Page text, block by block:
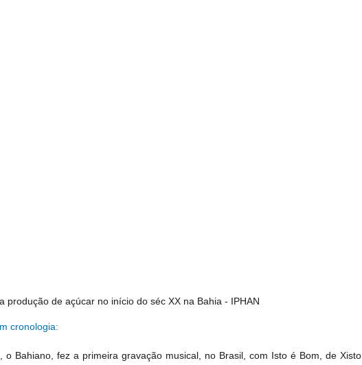
produção de açúcar no início do séc XX na Bahia - IPHAN
cronologia:
o Bahiano, fez a primeira gravação musical, no Brasil, com Isto é Bom, de Xisto